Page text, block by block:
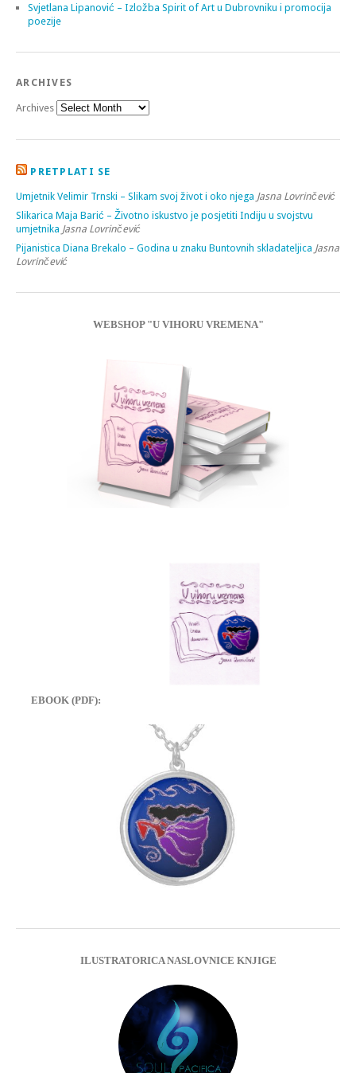
Svjetlana Lipanović – Izložba Spirit of Art u Dubrovniku i promocija
poezije
ARCHIVES
Archives
PRETPLATI SE
Umjetnik Velimir Trnski – Slikam svoj život i oko njega Jasna Lovrinčević
Slikarica Maja Barić – Životno iskustvo je posjetiti Indiju u svojstvu
umjetnika Jasna Lovrinčević
Pijanistica Diana Brekalo – Godina u znaku Buntovnih skladateljica Jasna
Lovrinčević
WEBSHOP "U VIHORU VREMENA"
EBOOK (PDF):
ILUSTRATORICA NASLOVNICE KNJIGE